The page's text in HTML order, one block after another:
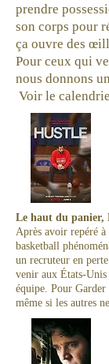
prendre
son corps pour
ça ouvre des
Pour ceux qui
nous donnons
Voir le
Le haut du panier,
Après avoir repéré
basketball
un recruteur en
venir aux États-Unis
équipe. Pour
même si les autres